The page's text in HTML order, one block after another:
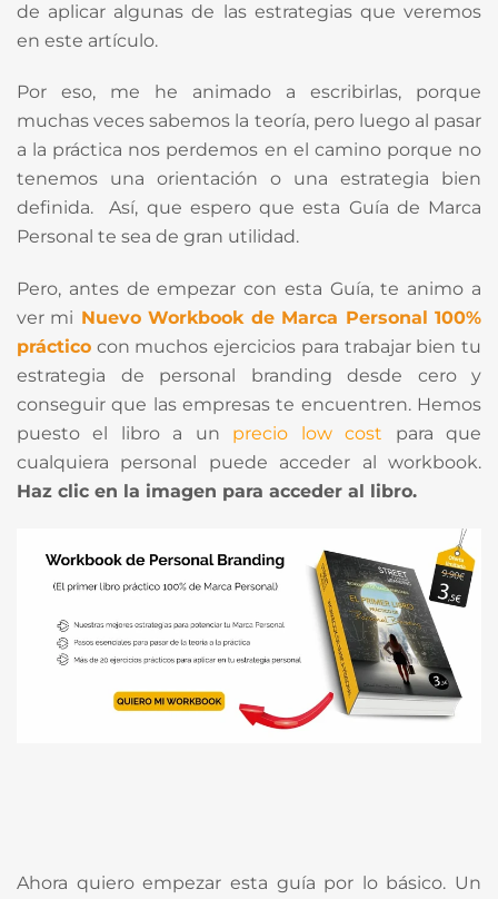
de aplicar algunas de las estrategias que veremos
en este artículo.
Por eso, me he animado a escribirlas, porque
muchas veces sabemos la teoría, pero luego al pasar
a la práctica nos perdemos en el camino porque no
tenemos una orientación o una estrategia bien
definida. Así, que espero que esta Guía de Marca
Personal te sea de gran utilidad.
Pero, antes de empezar con esta Guía, te animo a
ver mi Nuevo Workbook de Marca Personal 100%
práctico con muchos ejercicios para trabajar bien tu
estrategia de personal branding desde cero y
conseguir que las empresas te encuentren. Hemos
puesto el libro a un precio low cost para que
cualquiera personal puede acceder al workbook.
Haz clic en la imagen para acceder al libro.
Ahora quiero empezar esta guía por lo básico. Un